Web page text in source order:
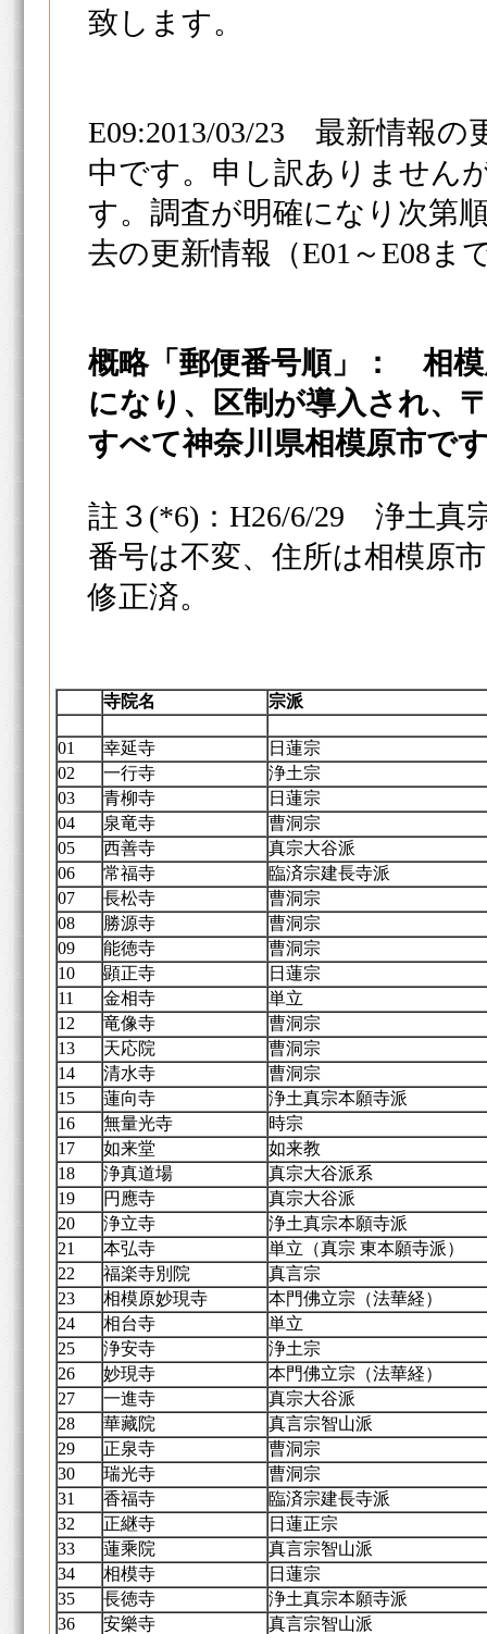
致します。
E09:2013/03/23 最新情報の
中です。申し訳ありません
す。調査が明確になり次第
去の更新情報（E01～E08ま
概略「郵便番号順」： 相模
になり、区制が導入され、
すべて神奈川県相模原市で
註３(*6)：H26/6/29 浄土
番号は不変、住所は相模原
修正済。
寺院名 宗派
01 幸延寺
日蓮宗
02
一行寺
浄土宗
03
青柳寺
日蓮宗
04
泉竜寺
曹洞宗
05
西善寺
真宗大谷派
06
常福寺
臨済宗建長寺派
07
長松寺
曹洞宗
08
勝源寺
曹洞宗
09
能徳寺
曹洞宗
10
顕正寺
日蓮宗
11
金相寺
単立
12
竜像寺
曹洞宗
13
天応院
曹洞宗
14
清水寺
曹洞宗
15
蓮向寺
浄土真宗本願寺派
16
無量光寺
時宗
17
如来堂
如来教
18
浄真道場
真宗大谷派系
19
円應寺
真宗大谷派
20
浄立寺
浄土真宗本願寺派
21
本弘寺
単立（真宗 東本願寺派）
22
福楽寺別院
真言宗
23
相模原妙現寺
本門佛立宗（法華経）
24
相台寺
単立
25
浄安寺
浄土宗
26
妙現寺
本門佛立宗（法華経）
27
一進寺
真宗大谷派
28
華藏院
真言宗智山派
29
正泉寺
曹洞宗
30
瑞光寺
曹洞宗
31
香福寺
臨済宗建長寺派
32
正継寺
日蓮正宗
33
蓮乘院
真言宗智山派
34
相模寺
日蓮宗
35
長徳寺
浄土真宗本願寺派
36
安樂寺
真言宗智山派